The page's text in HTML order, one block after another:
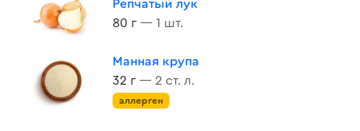
Репчатый лук
80 г — 1 шт.
Манная крупа
32 г — 2 ст. л.
аллерген